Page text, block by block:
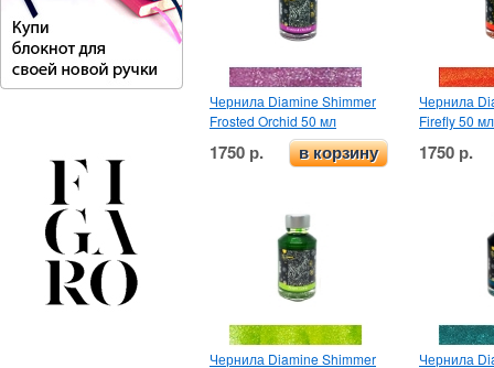
Чернила Diamine Shimmer
Frosted Orchid 50 мл
1750 р. в корзину
Чернила
Firefly 50 мл
1750 р.
Чернила Diamine Shimmer
Чернила